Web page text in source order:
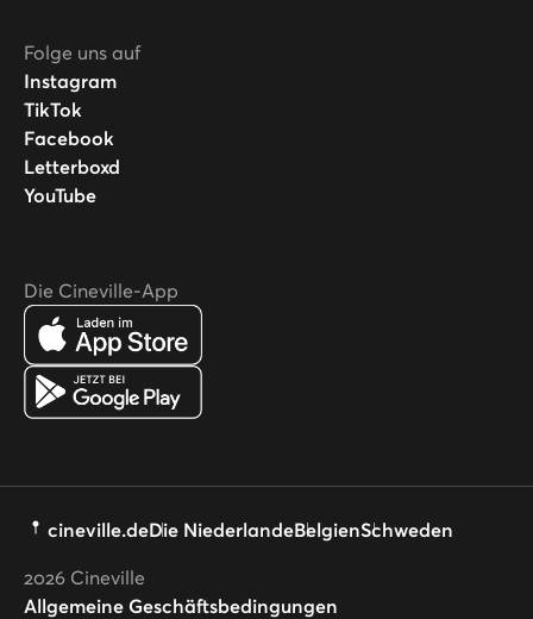
Folge uns auf
Instagram
TikTok
Facebook
Letterboxd
YouTube
Die Cineville-App
cineville.deDie NiederlandeBelgienSchweden
2026 Cineville
Allgemeine Geschäftsbedingungen